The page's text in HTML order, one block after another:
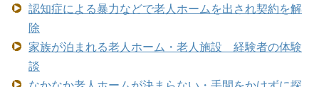
認知症による暴力などで老人ホームを出され契約を解
除
家族が泊まれる老人ホーム・老人施設 経験者の体験
談